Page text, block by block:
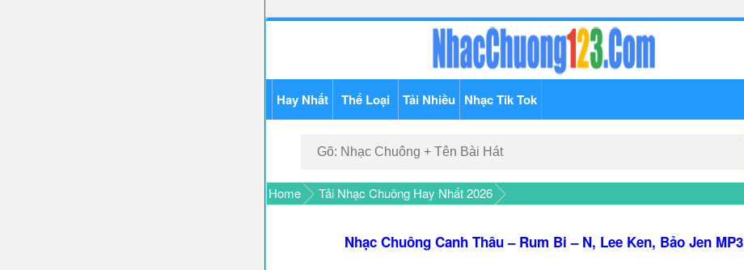
Hay Nhất Thể Loại Tải Nhiều Nhạc Tik Tok
Home Tải Nhạc Chuông Hay Nhất 2026
Nhạc Chuông Canh Thâu – Rum Bi – N, Lee Ken, Bảo Jen MP3